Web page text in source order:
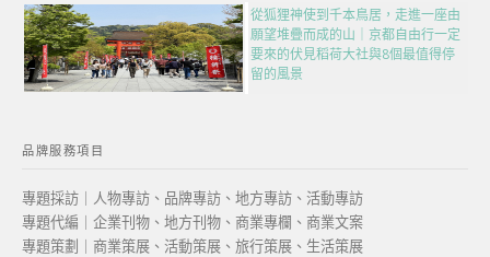
從狐狸神使到千本鳥居，走進一座由
願望堆疊而成的山｜京都自由行一定
要來的伏見稻荷大社與8個最值得停
留的風景
品牌服務項目
專題採訪｜人物專訪、品牌專訪、地方專訪、活動專訪
專題代編｜企業刊物、地方刊物、商業專欄、商業文案
專題策劃｜商業策展、活動策展、旅行策展、生活策展